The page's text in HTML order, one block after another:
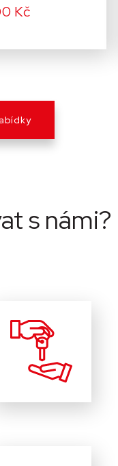
Kč
s námi?